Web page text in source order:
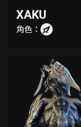
XAKU
角色：